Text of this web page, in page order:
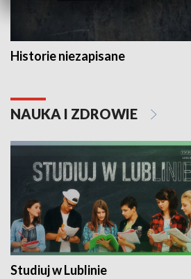
Historie niezapisane
NAUKA I ZDROWIE
Studiuj w Lublinie